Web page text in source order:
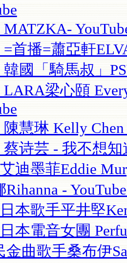
首播=蕭亞軒
國「騎馬叔」
LARA梁心頤
慧琳 Kelly
诗芸 - 我不想知
迪墨菲Eddie
Rihanna -
本歌手平井堅
本電音女團
金曲歌手桑布伊